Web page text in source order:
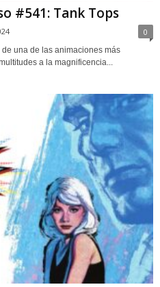
#541: Tank Tops
0
una de las animaciones más
a la magnificencia...